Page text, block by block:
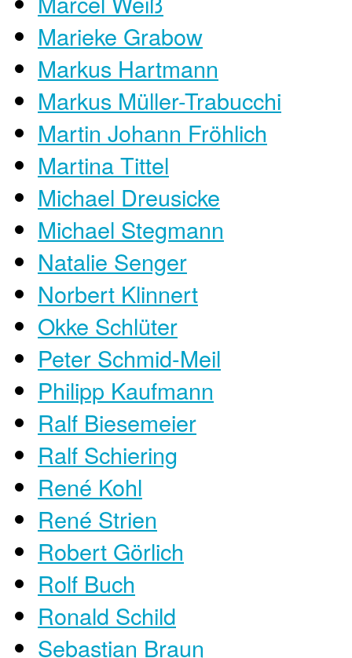
Marieke Grabow
Markus Hartmann
Markus Müller-Trabucchi
Martin Johann Fröhlich
Martina Tittel
Michael Dreusicke
Michael Stegmann
Natalie Senger
Norbert Klinnert
Okke Schlüter
Peter Schmid-Meil
Philipp Kaufmann
Ralf Biesemeier
Ralf Schiering
René Kohl
René Strien
Robert Görlich
Rolf Buch
Ronald Schild
Sebastian Braun